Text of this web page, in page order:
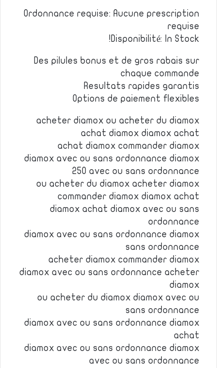
Ordonnance requise: Aucune prescription
requise
Disponibilité: In Stock!
Des pilules bonus et de gros rabais sur
chaque commande
Resultats rapides garantis
Options de paiement flexibles
acheter diamox ou acheter du diamox
achat diamox diamox achat
achat diamox commander diamox
diamox avec ou sans ordonnance diamox
250 avec ou sans ordonnance
ou acheter du diamox acheter diamox
commander diamox diamox achat
diamox achat diamox avec ou sans
ordonnance
diamox avec ou sans ordonnance diamox
sans ordonnance
acheter diamox commander diamox
diamox avec ou sans ordonnance acheter
diamox
ou acheter du diamox diamox avec ou
sans ordonnance
diamox avec ou sans ordonnance diamox
achat
diamox avec ou sans ordonnance diamox
avec ou sans ordonnance